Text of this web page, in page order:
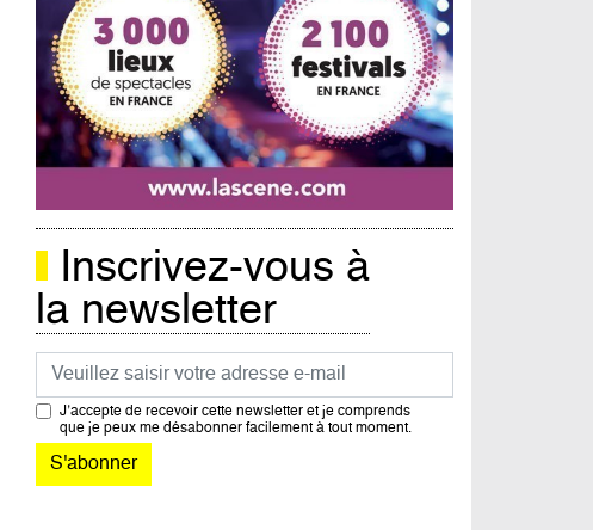
Inscrivez-vous à
la newsletter
Courriel
J’accepte de recevoir cette newsletter et je comprends
que je peux me désabonner facilement à tout moment.